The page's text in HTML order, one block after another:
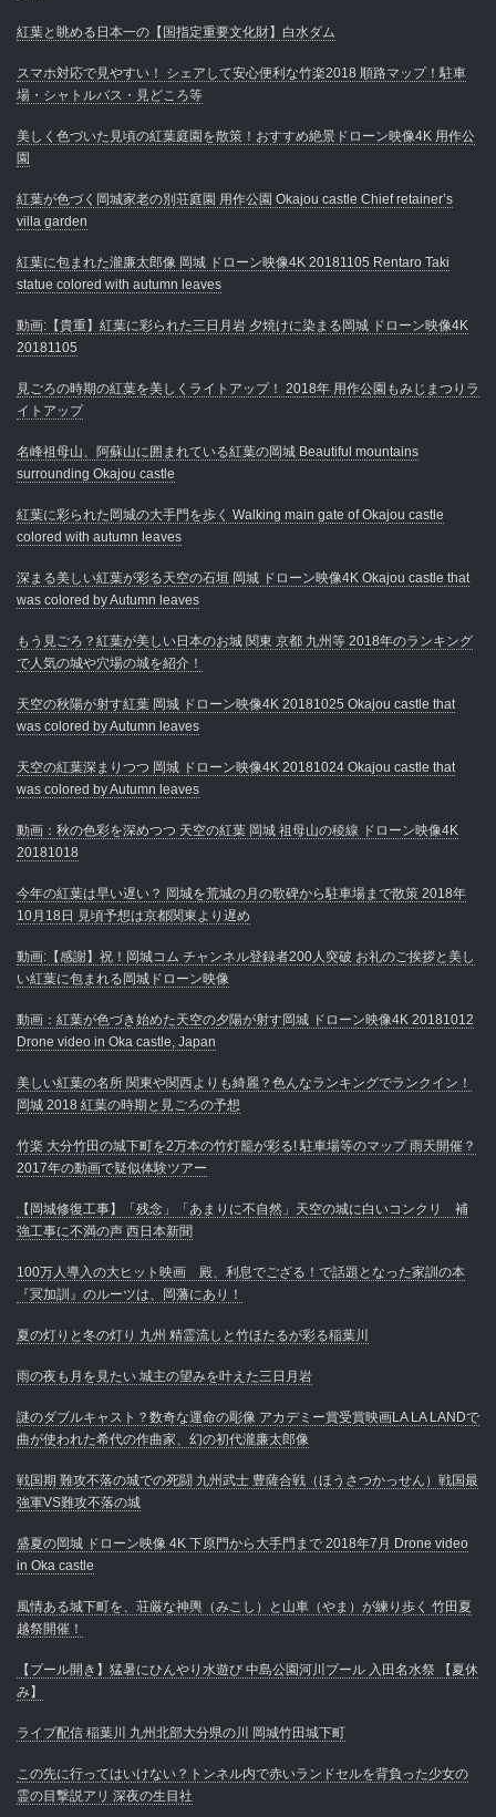
紅葉と眺める日本一の【国指定重要文化財】白水ダム
スマホ対応で見やすい！ シェアして安心便利な竹楽2018 順路マップ！駐車
場・シャトルバス・見どころ等
美しく色づいた見頃の紅葉庭園を散策！おすすめ絶景ドローン映像4K 用作公
園
紅葉が色づく岡城家老の別荘庭園 用作公園 Okajou castle Chief retainer’s
villa garden
紅葉に包まれた瀧廉太郎像 岡城 ドローン映像4K 20181105 Rentaro Taki
statue colored with autumn leaves
動画:【貴重】紅葉に彩られた三日月岩 夕焼けに染まる岡城 ドローン映像4K
20181105
見ごろの時期の紅葉を美しくライトアップ！ 2018年 用作公園もみじまつりラ
イトアップ
名峰祖母山、阿蘇山に囲まれている紅葉の岡城 Beautiful mountains
surrounding Okajou castle
紅葉に彩られた岡城の大手門を歩く Walking main gate of Okajou castle
colored with autumn leaves
深まる美しい紅葉が彩る天空の石垣 岡城 ドローン映像4K Okajou castle that
was colored by Autumn leaves
もう見ごろ？紅葉が美しい日本のお城 関東 京都 九州等 2018年のランキング
で人気の城や穴場の城を紹介！
天空の秋陽が射す紅葉 岡城 ドローン映像4K 20181025 Okajou castle that
was colored by Autumn leaves
天空の紅葉深まりつつ 岡城 ドローン映像4K 20181024 Okajou castle that
was colored by Autumn leaves
動画：秋の色彩を深めつつ 天空の紅葉 岡城 祖母山の稜線 ドローン映像4K
20181018
今年の紅葉は早い遅い？ 岡城を荒城の月の歌碑から駐車場まで散策 2018年
10月18日 見頃予想は京都関東より遅め
動画:【感謝】祝！岡城コム チャンネル登録者200人突破 お礼のご挨拶と美し
い紅葉に包まれる岡城ドローン映像
動画：紅葉が色づき始めた天空の夕陽が射す岡城 ドローン映像4K 20181012
Drone video in Oka castle, Japan
美しい紅葉の名所 関東や関西よりも綺麗？色んなランキングでランクイン！
岡城 2018 紅葉の時期と見ごろの予想
竹楽 大分竹田の城下町を2万本の竹灯籠が彩る! 駐車場等のマップ 雨天開催？
2017年の動画で疑似体験ツアー
【岡城修復工事】「残念」「あまりに不自然」天空の城に白いコンクリ 補
強工事に不満の声 西日本新聞
100万人導入の大ヒット映画 殿、利息でござる！で話題となった家訓の本
『冥加訓』のルーツは、岡藩にあり！
夏の灯りと冬の灯り 九州 精霊流しと竹ほたるが彩る稲葉川
雨の夜も月を見たい 城主の望みを叶えた三日月岩
謎のダブルキャスト？数奇な運命の彫像 アカデミー賞受賞映画LA LA LANDで
曲が使われた希代の作曲家、幻の初代瀧廉太郎像
戦国期 難攻不落の城での死闘 九州武士 豊薩合戦（ほうさつかっせん）戦国最
強軍VS難攻不落の城
盛夏の岡城 ドローン映像 4K 下原門から大手門まで 2018年7月 Drone video
in Oka castle
風情ある城下町を、荘厳な神輿（みこし）と山車（やま）が練り歩く 竹田夏
越祭開催！
【プール開き】猛暑にひんやり水遊び 中島公園河川プール 入田名水祭 【夏休
み】
ライブ配信 稲葉川 九州北部大分県の川 岡城竹田城下町
この先に行ってはいけない？トンネル内で赤いランドセルを背負った少女の
霊の目撃説アリ 深夜の生目社